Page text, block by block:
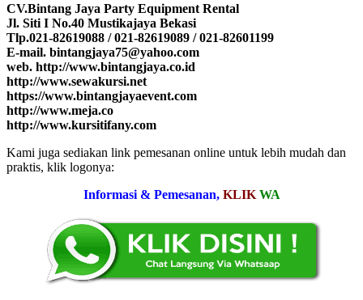
CV.Bintang Jaya Party Equipment Rental
Jl. Siti I No.40 Mustikajaya Bekasi
Tlp.021-82619088 / 021-82619089 / 021-82601199
E-mail. bintangjaya75@yahoo.com
web. http://www.bintangjaya.co.id
http://www.sewakursi.net
https://www.bintangjayaevent.com
http://www.meja.co
http://www.kursitifany.com
Kami juga sediakan link pemesanan online untuk lebih mudah dan
praktis, klik logonya:
Informasi & Pemesanan, KLIK WA